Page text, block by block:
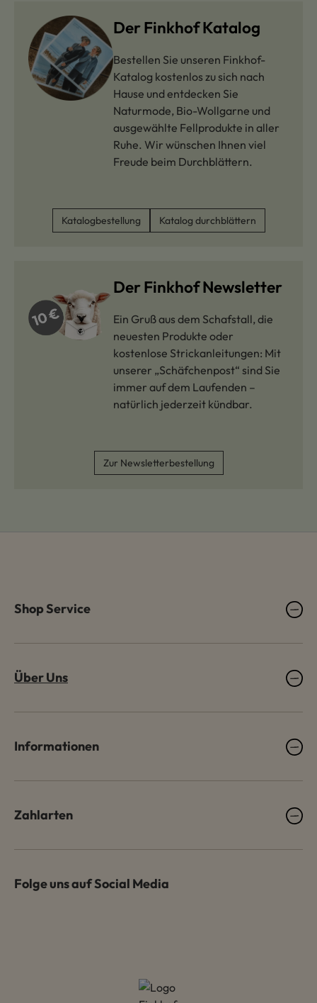
Der Finkhof Katalog
Bestellen Sie unseren Finkhof-
Katalog kostenlos zu sich nach
Hause und entdecken Sie
Naturmode, Bio-Wollgarne und
ausgewählte Fellprodukte in aller
Ruhe. Wir wünschen Ihnen viel
Freude beim Durchblättern.
Katalogbestellung Katalog durchblättern
Der Finkhof Newsletter
Ein Gruß aus dem Schafstall, die
neuesten Produkte oder
kostenlose Strickanleitungen: Mit
unserer „Schäfchenpost“ sind Sie
immer auf dem Laufenden –
natürlich jederzeit kündbar.
Zur Newsletterbestellung
Shop Service
Über Uns
Informationen
Zahlarten
Folge uns auf Social Media